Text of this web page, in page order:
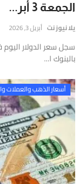
الجمعة 3 أبر...
يلا نيوز نت أبريل 3, 2026
سجل سعر الدولار اليوم
بالبنوك ا...
أسعار الذهب والعملات